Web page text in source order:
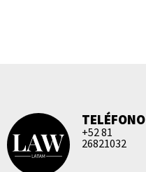
TELÉFONO
+52 81
26821032